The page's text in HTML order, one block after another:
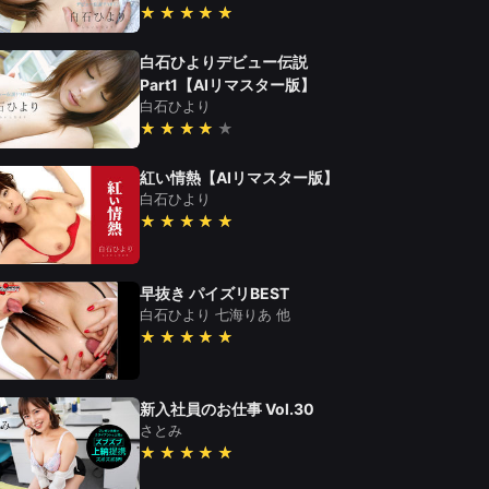
★★★★★
白石ひよりデビュー伝説
Part1【AIリマスター版】
白石ひより
★★★★
紅い情熱【AIリマスター版】
白石ひより
★★★★★
早抜き パイズリBEST
白石ひより 七海りあ 他
★★★★★
新入社員のお仕事 Vol.30
さとみ
★★★★★